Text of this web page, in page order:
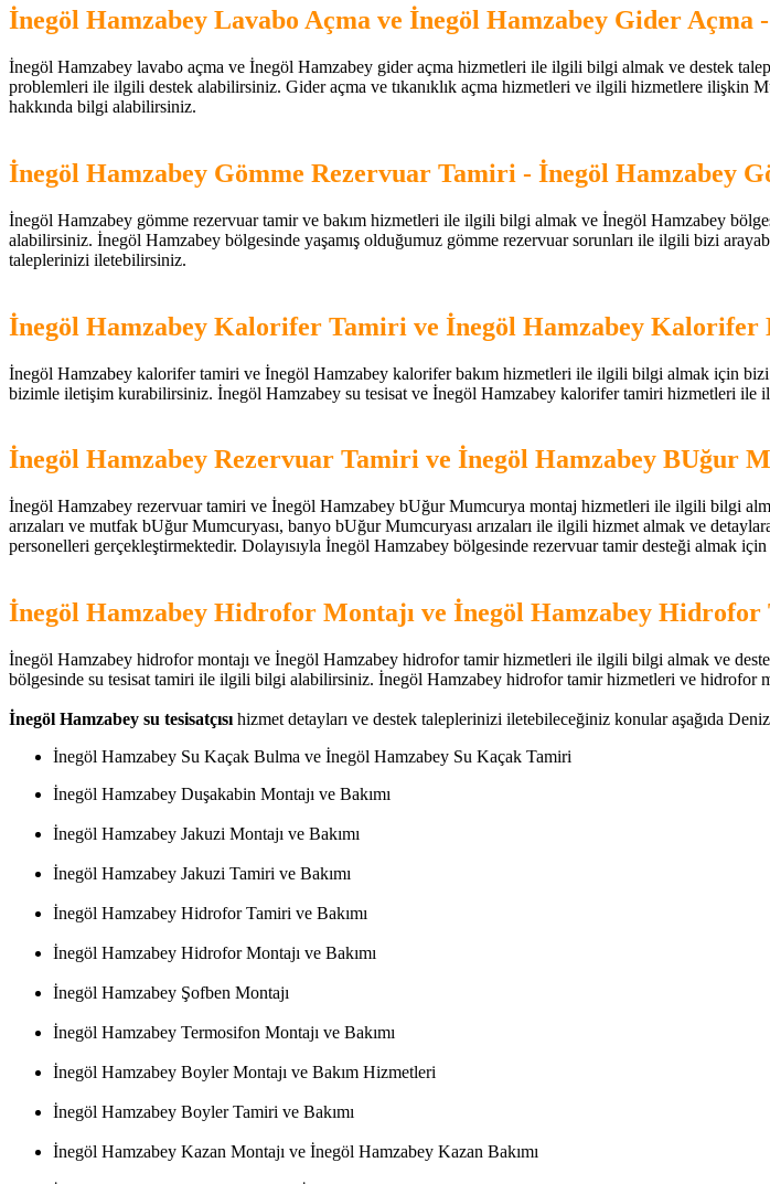
İnegöl Hamzabey Lavabo Açma ve İnegöl Hamzabey Gider Açma
İnegöl Hamzabey lavabo açma ve İnegöl Hamzabey gider açma hizmetleri ile ilgili bilgi almak ve destek
problemleri ile ilgili destek alabilirsiniz. Gider açma ve tıkanıklık açma hizmetleri ve ilgili hizmetlere ilişkin
hakkında bilgi alabilirsiniz.
İnegöl Hamzabey Gömme Rezervuar Tamiri - İnegöl Hamzabey
İnegöl Hamzabey gömme rezervuar tamir ve bakım hizmetleri ile ilgili bilgi almak ve İnegöl Hamzabey
alabilirsiniz. İnegöl Hamzabey bölgesinde yaşamış olduğumuz gömme rezervuar sorunları ile ilgili bizi
taleplerinizi iletebilirsiniz.
İnegöl Hamzabey Kalorifer Tamiri ve İnegöl Hamzabey Kalorifer
İnegöl Hamzabey kalorifer tamiri ve İnegöl Hamzabey kalorifer bakım hizmetleri ile ilgili bilgi almak için bizi
bizimle iletişim kurabilirsiniz. İnegöl Hamzabey su tesisat ve İnegöl Hamzabey kalorifer tamiri hizmetleri
İnegöl Hamzabey Rezervuar Tamiri ve İnegöl Hamzabey BUğur
İnegöl Hamzabey rezervuar tamiri ve İnegöl Hamzabey bUğur Mumcurya montaj hizmetleri ile ilgili bilgi
arızaları ve mutfak bUğur Mumcuryası, banyo bUğur Mumcuryası arızaları ile ilgili hizmet almak ve
personelleri gerçekleştirmektedir. Dolayısıyla İnegöl Hamzabey bölgesinde rezervuar tamir desteği almak
İnegöl Hamzabey Hidrofor Montajı ve İnegöl Hamzabey
İnegöl Hamzabey hidrofor montajı ve İnegöl Hamzabey hidrofor tamir hizmetleri ile ilgili bilgi almak ve
bölgesinde su tesisat tamiri ile ilgili bilgi alabilirsiniz. İnegöl Hamzabey hidrofor tamir hizmetleri ve
İnegöl Hamzabey su tesisatçısı hizmet detayları ve destek taleplerinizi iletebileceğiniz konular aşağıda
İnegöl Hamzabey Su Kaçak Bulma ve İnegöl Hamzabey Su Kaçak Tamiri
İnegöl Hamzabey Duşakabin Montajı ve Bakımı
İnegöl Hamzabey Jakuzi Montajı ve Bakımı
İnegöl Hamzabey Jakuzi Tamiri ve Bakımı
İnegöl Hamzabey Hidrofor Tamiri ve Bakımı
İnegöl Hamzabey Hidrofor Montajı ve Bakımı
İnegöl Hamzabey Şofben Montajı
İnegöl Hamzabey Termosifon Montajı ve Bakımı
İnegöl Hamzabey Boyler Montajı ve Bakım Hizmetleri
İnegöl Hamzabey Boyler Tamiri ve Bakımı
İnegöl Hamzabey Kazan Montajı ve İnegöl Hamzabey Kazan Bakımı